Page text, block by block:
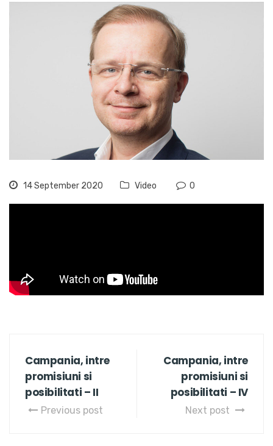
14 September 2020 Video 0
Campania, intre
promisiuni si
posibilitati – II
Previous post
Campania, intre
promisiuni si
posibilitati – IV
Next post